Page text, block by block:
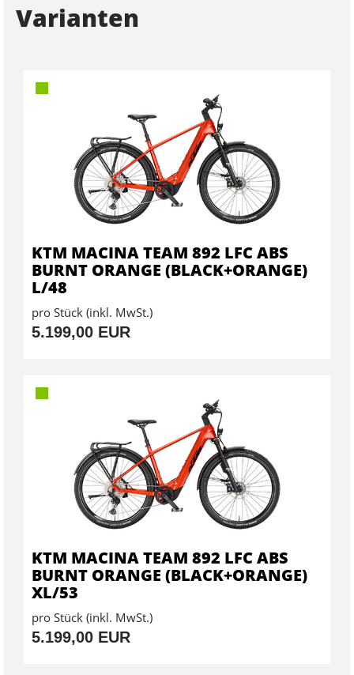
Varianten
KTM MACINA TEAM 892 LFC ABS
BURNT ORANGE (BLACK+ORANGE)
L/48
pro Stück (inkl. MwSt.)
5.199,00 EUR
KTM MACINA TEAM 892 LFC ABS
BURNT ORANGE (BLACK+ORANGE)
XL/53
pro Stück (inkl. MwSt.)
5.199,00 EUR